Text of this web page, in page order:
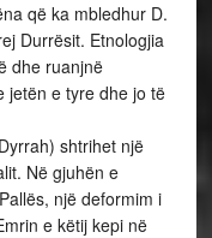
që ka mbledhur D.
Durrësit. Etnologjia
dhe ruanjnë
jetën e tyre dhe jo të
shtrihet një
Në gjuhën e
një deformim i
e këtij kepi në